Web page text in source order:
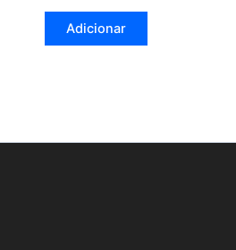
Adicionar